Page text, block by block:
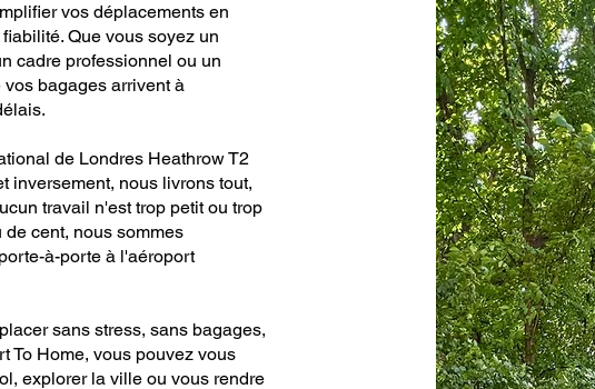
vos déplacements en
Que vous soyez un
cadre professionnel ou un
bagages arrivent à
de Londres Heathrow T2
inversement, nous livrons tout,
travail n'est trop petit ou trop
cent, nous sommes
à-porte à l'aéroport
sans stress, sans bagages,
To Home, vous pouvez vous
explorer la ville ou vous rendre